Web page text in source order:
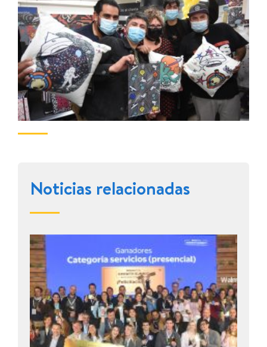
Noticias relacionadas